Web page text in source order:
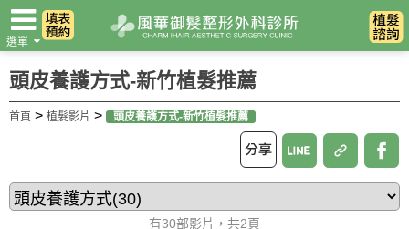
翻譯
選單
頭皮養護方式-新竹植髮推薦
首頁 > 植髮影片 > 頭皮養護方式-新竹植髮推薦
有30部影片，共2頁